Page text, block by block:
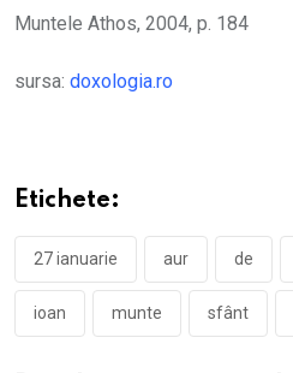
Muntele Athos, 2004, p. 184
sursa: doxologia.ro
Etichete:
27 ianuarie aur de
ioan munte sfânt